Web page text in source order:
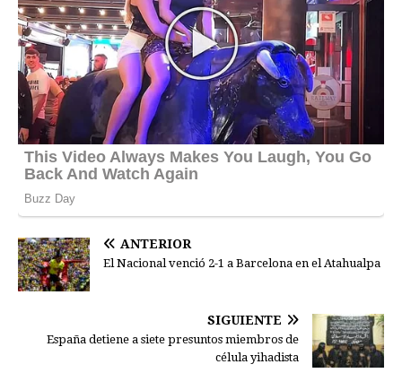
ANTERIOR
El Nacional venció 2-1 a Barcelona en el Atahualpa
SIGUIENTE
España detiene a siete presuntos miembros de
célula yihadista